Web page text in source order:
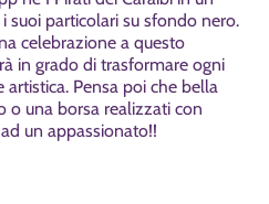
suoi particolari su sfondo nero.
celebrazione a questo
in grado di trasformare ogni
Pensa poi che bella
o una borsa realizzati con
un appassionato!!